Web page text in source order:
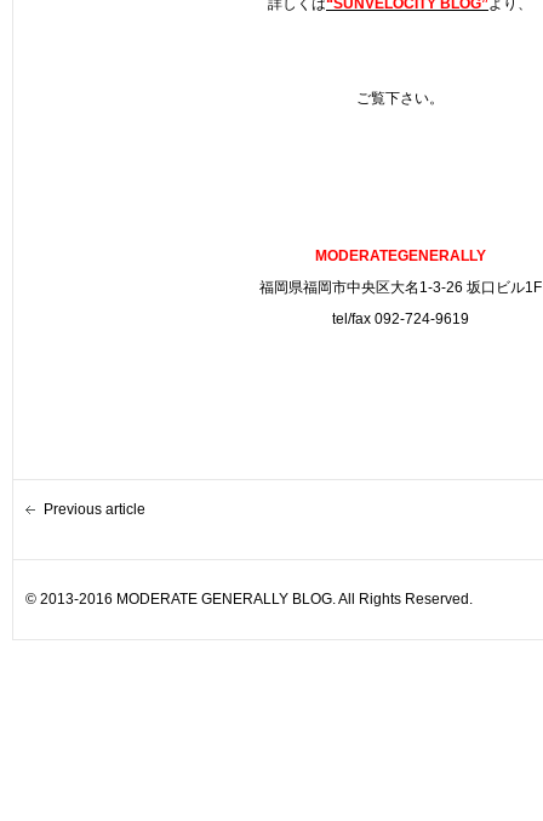
詳しくは“SUNVELOCITY BLOG”より、
ご覧下さい。
MODERATEGENERALLY
福岡県福岡市中央区大名1-3-26 坂口ビル1F
tel/fax 092-724-9619
Previous article
© 2013-2016 MODERATE GENERALLY BLOG. All Rights Reserved.